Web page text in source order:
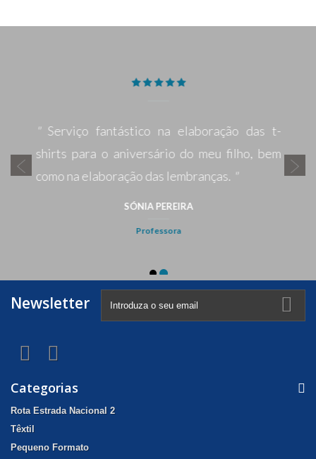
Newsletter
Categorias
Rota Estrada Nacional 2
Têxtil
Pequeno Formato